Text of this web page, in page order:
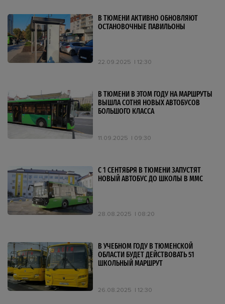
В ТЮМЕНИ АКТИВНО ОБНОВЛЯЮТ
ОСТАНОВОЧНЫЕ ПАВИЛЬОНЫ
22.09.2025 12:30
В ТЮМЕНИ В ЭТОМ ГОДУ НА МАРШРУТЫ
ВЫШЛА СОТНЯ НОВЫХ АВТОБУСОВ
БОЛЬШОГО КЛАССА
11.09.2025 09:30
С 1 СЕНТЯБРЯ В ТЮМЕНИ ЗАПУСТЯТ
НОВЫЙ АВТОБУС ДО ШКОЛЫ В ММС
28.08.2025 08:20
В УЧЕБНОМ ГОДУ В ТЮМЕНСКОЙ
ОБЛАСТИ БУДЕТ ДЕЙСТВОВАТЬ 51
ШКОЛЬНЫЙ МАРШРУТ
26.08.2025 12:30